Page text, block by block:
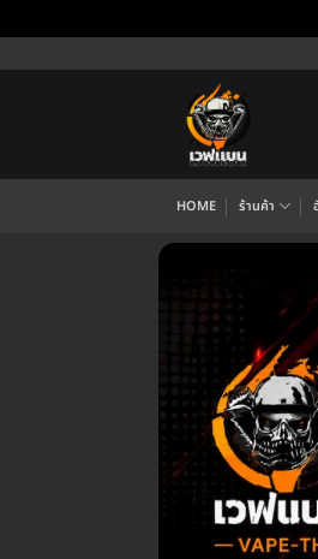
ไป
HOME ร้านค้า